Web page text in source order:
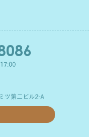
ツ第二ビル2-A